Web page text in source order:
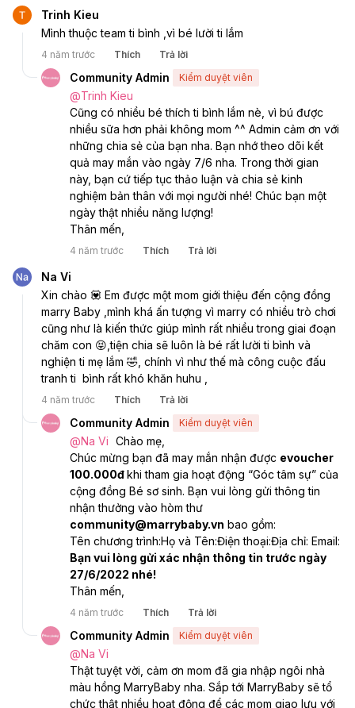
Trinh Kieu
Mình thuộc team ti bình ,vì bé lười ti lắm
4 năm trước Thích Trả lời
Community Admin Kiểm duyệt viên
@Trinh Kieu
Cũng có nhiều bé thích ti bình lắm nè, vì bú được
nhiều sữa hơn phải không mom ^^ Admin cảm ơn với
những chia sẻ của bạn nha. Bạn nhớ theo dõi kết
quả may mắn vào ngày 7/6 nha. Trong thời gian
này, bạn cứ tiếp tục thảo luận và chia sẻ kinh
nghiệm bản thân với mọi người nhé! Chúc bạn một
ngày thật nhiều năng lượng!
Thân mến,
4 năm trước Thích Trả lời
Na Vi
Xin chào 💟 Em được một mom giới thiệu đến cộng đồng
marry Baby ,mình khá ấn tượng vì marry có nhiều trò chơi
cũng như là kiến thức giúp mình rất nhiều trong giai đoạn
chăm con 😝,tiện chia sẽ luôn là bé rất lười ti bình và
nghiện ti mẹ lắm 🤣, chính vì như thế mà công cuộc đấu
tranh ti  bình rất khó khăn huhu ,
4 năm trước Thích Trả lời
Community Admin Kiểm duyệt viên
@Na Vi Chào mẹ,
Chúc mừng bạn đã may mắn nhận được evoucher
100.000đ khi tham gia hoạt động “Góc tâm sự” của
cộng đồng Bé sơ sinh. Bạn vui lòng gửi thông tin
community@marrybaby.vn bao gồm:
Tên chương trình:Họ và Tên:Điện thoại:Địa chỉ: Email:
Bạn vui lòng gửi xác nhận thông tin trước ngày
27/6/2022 nhé!
Thân mến,
4 năm trước Thích Trả lời
Community Admin Kiểm duyệt viên
@Na Vi
Thật tuyệt vời, cảm ơn mom đã gia nhập ngôi nhà
màu hồng MarryBaby nha. Sắp tới MarryBaby sẽ tổ
chức thật nhiều hoạt động để các mom giao lưu với